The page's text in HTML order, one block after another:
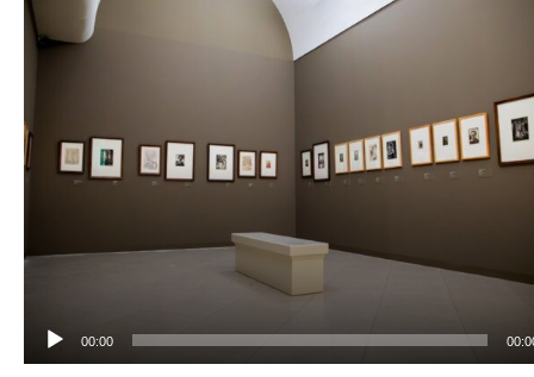
plików
dźwiękowych
00:00